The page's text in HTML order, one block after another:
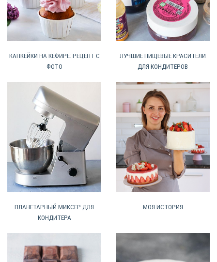
КАПКЕЙКИ НА КЕФИРЕ: РЕЦЕПТ С
ФОТО
ЛУЧШИЕ ПИЩЕВЫЕ КРАСИТЕЛИ
ДЛЯ КОНДИТЕРОВ
ПЛАНЕТАРНЫЙ МИКСЕР ДЛЯ
КОНДИТЕРА
МОЯ ИСТОРИЯ